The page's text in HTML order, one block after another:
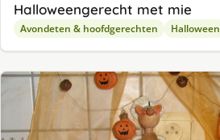
Halloweengerecht met mie
Avondeten & hoofdgerechten Halloween